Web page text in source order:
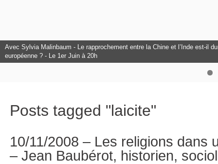
L'Europe à l'honneur au Club Citoyens.
Avec Sylvia Malinbaum - Le rapprochement entre la Chine et l’Inde est-il
européenne ? - Le 1er Juin à 20h
Avec François Bancilhon - L’intelligence Artificielle est-elle un danger
Posts tagged "laicite"
10/11/2008 – Les religions dans
– Jean Baubérot, historien,